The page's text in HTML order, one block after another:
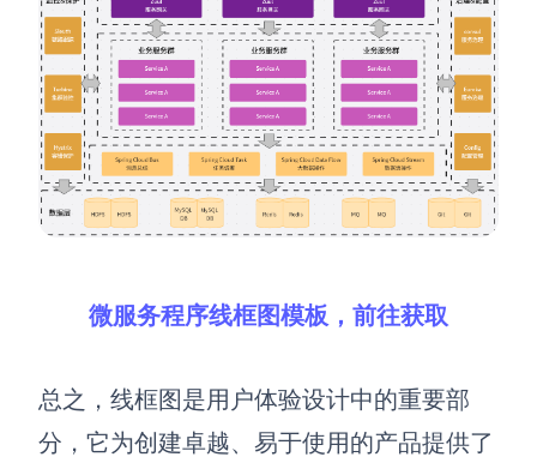
微服务程序线框图模板，前往获取
总之，线框图是用户体验设计中的重要部
分，它为创建卓越、易于使用的产品提供了